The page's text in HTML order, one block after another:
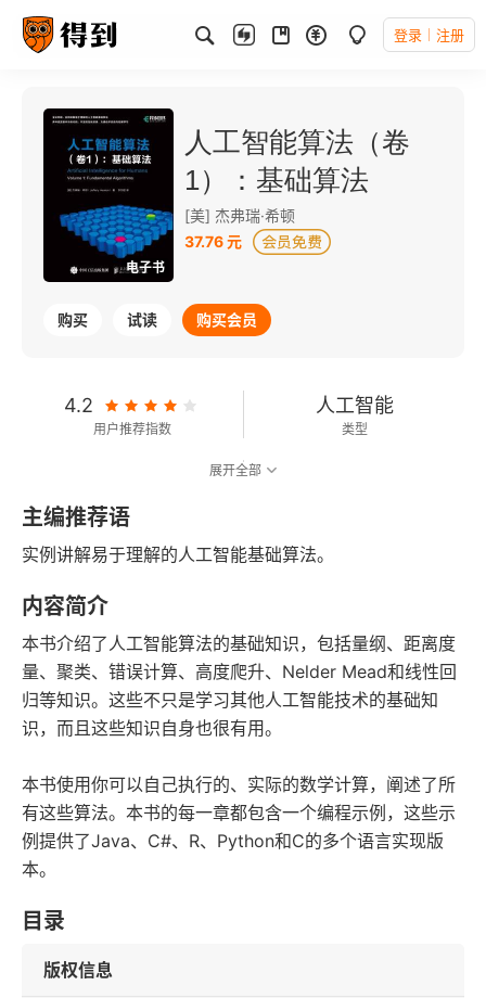
登录 注册
电子书
人工智能算法（卷
1）：基础算法
[美] 杰弗瑞·希顿
37.76 元
购买 试读 购买会员
4.2
用户推荐指数
人工智能
类型
88千字
字数
2020-01-01
展开全部
主编推荐语
实例讲解易于理解的人工智能基础算法。
内容简介
本书介绍了人工智能算法的基础知识，包括量纲、距离度
量、聚类、错误计算、高度爬升、Nelder Mead和线性回
归等知识。这些不只是学习其他人工智能技术的基础知
识，而且这些知识自身也很有用。
本书使用你可以自己执行的、实际的数学计算，阐述了所
有这些算法。本书的每一章都包含一个编程示例，这些示
例提供了Java、C#、R、Python和C的多个语言实现版
本。
目录
版权信息